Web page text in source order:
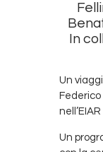
In
Un
Un